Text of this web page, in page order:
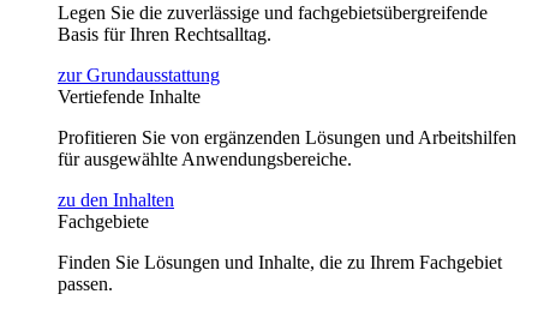
Legen Sie die zuverlässige und fachgebietsübergreifende
Basis für Ihren Rechtsalltag.
zur Grundausstattung
Vertiefende Inhalte
Profitieren Sie von ergänzenden Lösungen und Arbeitshilfen
für ausgewählte Anwendungsbereiche.
zu den Inhalten
Fachgebiete
Finden Sie Lösungen und Inhalte, die zu Ihrem Fachgebiet
passen.